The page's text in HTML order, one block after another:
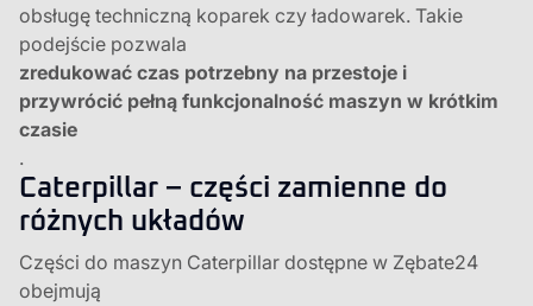
obsługę techniczną koparek czy ładowarek. Takie
podejście pozwala
zredukować czas potrzebny na przestoje i
przywrócić pełną funkcjonalność maszyn w krótkim
czasie
.
Caterpillar – części zamienne do
różnych układów
Części do maszyn Caterpillar dostępne w Zębate24
obejmują